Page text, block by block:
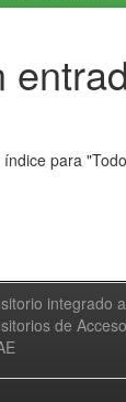
para
integrado
de